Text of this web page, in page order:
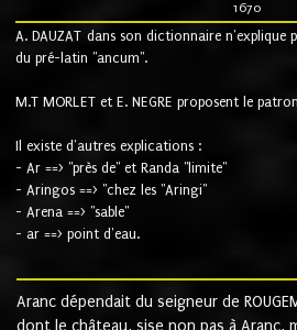
1670
A. DAUZAT dans son dictionnaire n'explique
du pré-latin "ancum".
M.T MORLET et E. NEGRE proposent le
Il existe d'autres explications :
- Ar ==> "près de" et Randa "limite"
- Aringos ==> "chez les "Aringi"
- Arena ==> "sable"
- ar ==> point d'eau.
Aranc dépendait du seigneur de
dont le château, sise non pas à Aranc,